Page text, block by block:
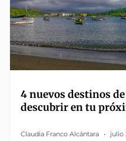
4 nuevos destinos de
descubrir en tu
Claudia Franco Alcántara julio